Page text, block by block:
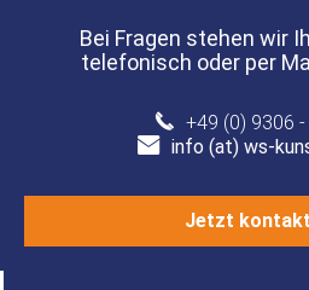
Bei Fragen stehen wir
telefonisch oder per
+49 (0) 9306
info (at) ws-
Jetzt